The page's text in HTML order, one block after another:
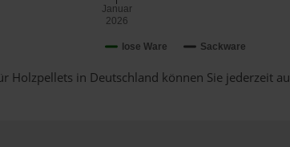
lose Ware Sackware
Januar
2026
Holzpellets in Deutschland können Sie jederzeit